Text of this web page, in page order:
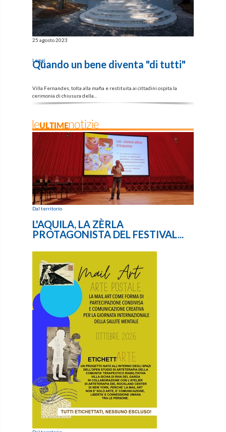
Leggi
25 agosto 2023
Quando un bene diventa "di tutti"
Villa Fernandes, tolta alla mafia e restituita ai cittadini ospita la
cerimonia di chiusura della...
Leggi
leULTIMEnotizie
Dal territorio
L'AQUILA, LA ZÈRLA
PROTAGONISTA DEL FESTIVAL...